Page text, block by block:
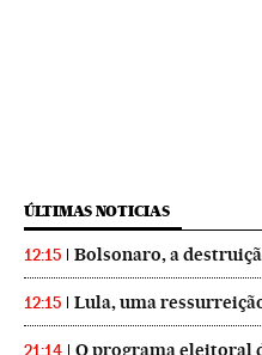
ÚLTIMAS NOTICIAS
12:15 Bolsonaro, a
12:15 Lula, uma
21:14
O programa eleitoral